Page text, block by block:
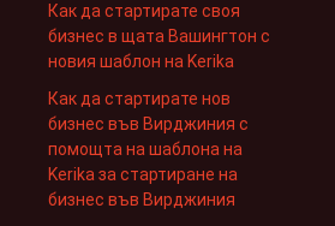
Как да стартирате своя
бизнес в щата Вашингтон с
новия шаблон на Kerika
Как да стартирате нов
бизнес във Вирджиния с
помощта на шаблона на
Kerika за стартиране на
бизнес във Вирджиния